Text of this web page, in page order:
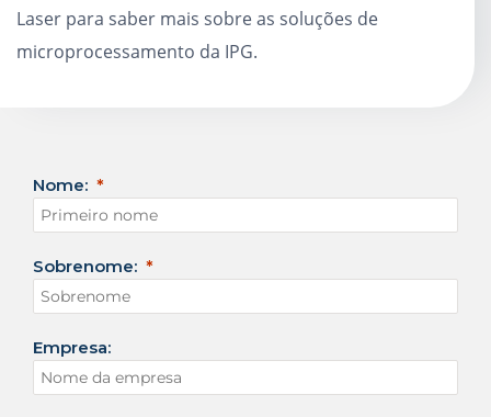
Laser para saber mais sobre as soluções de
microprocessamento da IPG.
Nome:
Sobrenome:
Empresa: